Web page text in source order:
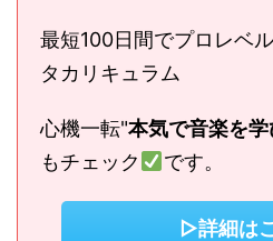
最短100日間でプロレベ
タカリキュラム
心機一転"本気で音楽を学
もチェック
です。
▷詳細は